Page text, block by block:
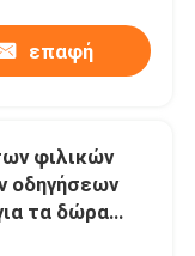
επαφή
φιλικών
οδηγήσεων
τα δώρα